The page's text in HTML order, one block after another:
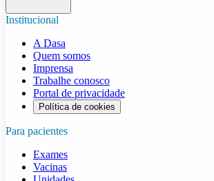
Institucional
A Dasa
Quem somos
Imprensa
Trabalhe conosco
Portal de privacidade
Política de cookies
Para pacientes
Exames
Vacinas